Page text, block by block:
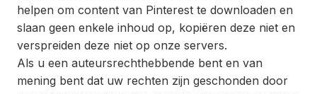
helpen om content van Pinterest te downloaden en
slaan geen enkele inhoud op, kopiëren deze niet en
verspreiden deze niet op onze servers.
Als u een auteursrechthebbende bent en van
mening bent dat uw rechten zijn geschonden door